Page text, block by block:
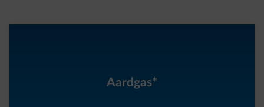
Aardgas*